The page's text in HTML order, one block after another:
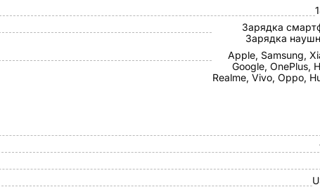
Зарядка
Зарядка
Apple, Samsung,
Google, OnePlus,
Realme, Vivo, Oppo,